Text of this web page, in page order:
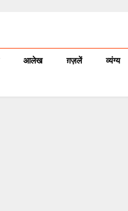
आलेख ग़ज़लें व्यंग्य